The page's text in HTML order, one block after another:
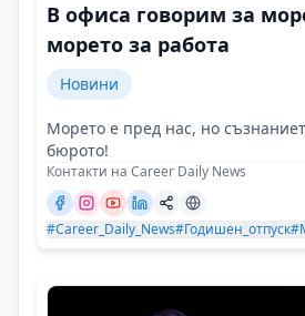
В офиса говорим за
морето за работа
Новини
Морето е пред нас, но
бюрото!
Контакти на Career Daily News
#Career_Daily_News#Годишен_отпуск